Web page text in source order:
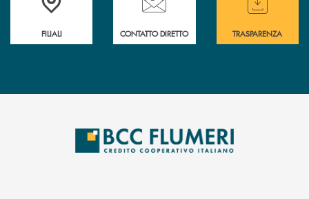
FILIALI CONTATTO DIRETTO TRASPARENZA